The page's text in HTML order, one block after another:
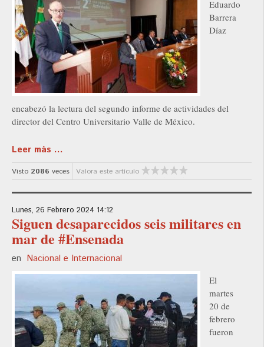
Eduardo
Barrera
Díaz
encabezó la lectura del segundo informe de actividades del
director del Centro Universitario Valle de México.
Leer más ...
Visto 2086 veces Valora este artículo
Lunes, 26 Febrero 2024 14:12
Siguen desaparecidos seis militares en
mar de #Ensenada
en Nacional e Internacional
El
martes
20 de
febrero
fueron